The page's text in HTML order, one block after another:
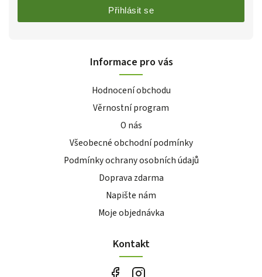
Přihlásit se
Informace pro vás
Hodnocení obchodu
Věrnostní program
O nás
Všeobecné obchodní podmínky
Podmínky ochrany osobních údajů
Doprava zdarma
Napište nám
Moje objednávka
Kontakt